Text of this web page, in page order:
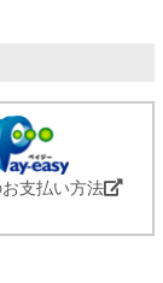
支払い方法